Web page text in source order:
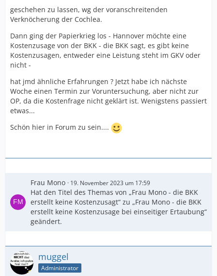
geschehen zu lassen, wg der voranschreitenden
Verknöcherung der Cochlea.
Dann ging der Papierkrieg los - Hannover möchte eine
Kostenzusage von der BKK - die BKK sagt, es gibt keine
Kostenzusagen, entweder eine Leistung steht im GKV oder
nicht -
hat jmd ähnliche Erfahrungen ? Jetzt habe ich nächste
Woche einen Termin zur Voruntersuchung, aber nicht zur
OP, da die Kostenfrage nicht geklärt ist. Wenigstens passiert
etwas...
Schön hier in Forum zu sein....
Frau Mono 19. November 2023 um 17:59
Hat den Titel des Themas von „Frau Mono - die BKK
erstellt keine Kostenzusagt“ zu „Frau Mono - die BKK
erstellt keine Kostenzusage bei einseitiger Ertaubung“
geändert.
muggel
Administrator